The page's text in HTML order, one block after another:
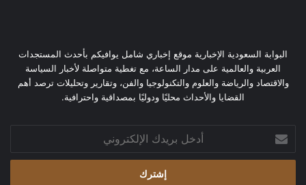
البوابة السعودية الإخبارية موقع إخباري شامل يوافيكم بأحدث المستجدات
العربية والعالمية على مدار الساعة، مع تغطية متواصلة لأخبار السياسة
والاقتصاد والرياضة والعلوم والتكنولوجيا والفن، وتقارير وتحليلات ترصد أهم
القضايا والأحداث محليًا ودوليًا بمصداقية واحترافية.
بريدك
الإلكتروني